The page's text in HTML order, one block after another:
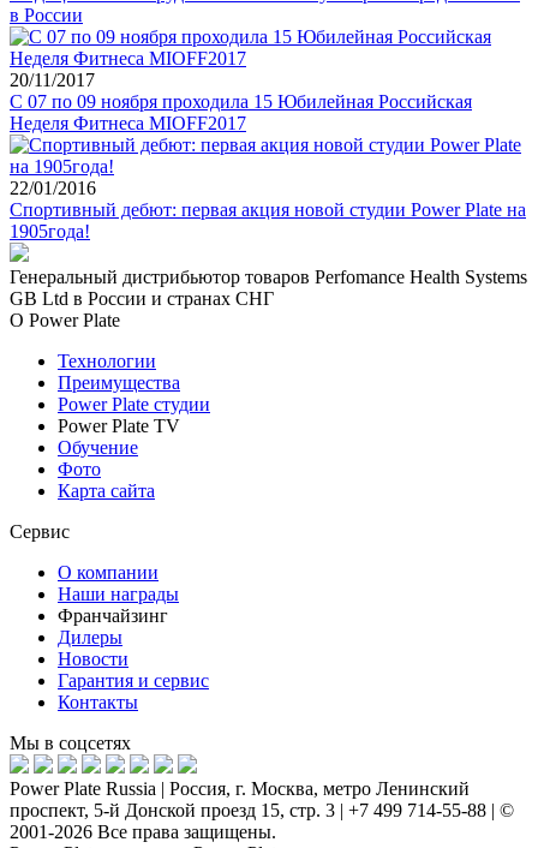
в России
20/11/2017
С 07 по 09 ноября проходила 15 Юбилейная Российская
Неделя Фитнеса MIOFF2017
22/01/2016
Спортивный дебют: первая акция новой студии Power Plate на
1905года!
Генеральный дистрибьютор товаров Perfomance Health Systems
GB Ltd в России и странах СНГ
О Power Plate
Технологии
Преимущества
Power Plate студии
Power Plate TV
Обучение
Фото
Карта сайта
Сервис
О компании
Наши награды
Франчайзинг
Дилеры
Новости
Гарантия и сервис
Контакты
Мы в соцсетях
Power Plate Russia | Россия, г. Москва, метро Ленинский
проспект, 5-й Донской проезд 15, стр. 3 | +7 499 714-55-88 | ©
2001-2026 Все права защищены.